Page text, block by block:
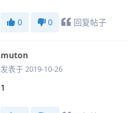
0 0 回复帖子
muton
发表于 2019-10-26
1